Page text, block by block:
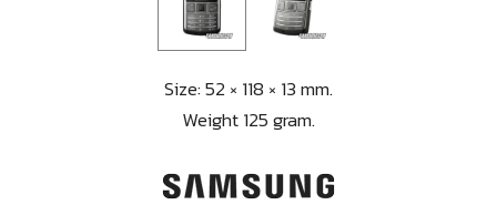
Size: 52 × 118 × 13 mm.
Weight 125 gram.